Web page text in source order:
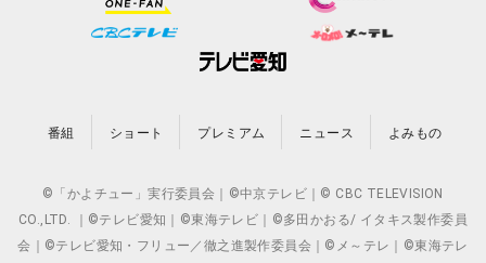
番組 ショート プレミアム ニュース よみもの
©「かよチュー」実行委員会｜©中京テレビ｜© CBC TELEVISION
CO.,LTD. ｜©テレビ愛知｜©東海テレビ｜©多田かおる/ イタキス製作委員
会｜©テレビ愛知・フリュー／徹之進製作委員会｜©メ～テレ｜©東海テレ